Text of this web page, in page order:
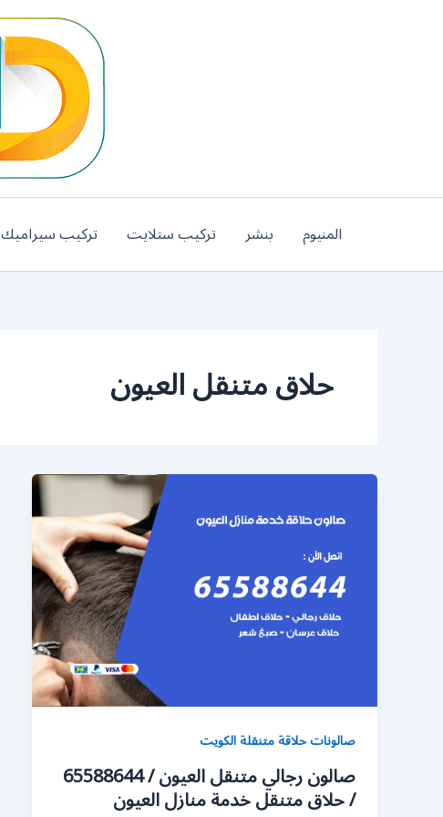
المنيوم بنشر تركيب ستلايت تركيب سيراميك
حلاق متنقل العيون
صالونات حلاقة متنقلة الكويت
صالون رجالي متنقل العيون / 65588644
/ حلاق متنقل خدمة منازل العيون